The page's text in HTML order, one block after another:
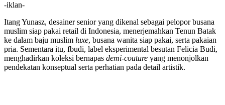
-iklan-
Itang Yunasz, desainer senior yang dikenal sebagai pelopor busana
muslim siap pakai retail di Indonesia, menerjemahkan Tenun Batak
ke dalam baju muslim luxe, busana wanita siap pakai, serta pakaian
pria. Sementara itu, fbudi, label eksperimental besutan Felicia Budi,
menghadirkan koleksi bernapas demi-couture yang menonjolkan
pendekatan konseptual serta perhatian pada detail artistik.